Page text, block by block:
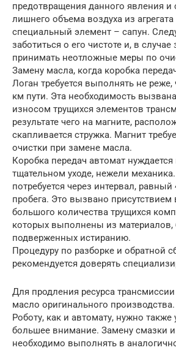
предотвращения данного явления и
лишнего объема воздуха из
специальный элемент – сапун.
заботиться о его чистоте и, в случае
принимать неотложные меры по
Замену масла, когда коробка
Логан требуется выполнять не реже,
км пути. Эта необходимость
износом трущихся элементов
результате чего на магните,
скапливается стружка. Магнит
очистки при замене масла.
Коробка передач автомат нуждается
тщательном уходе, нежели
потребуется через интервал,
пробега. Это вызвано присутствием
большого количества трущихся
которых выполнены из
подверженных истиранию.
Процедуру по разборке и обратной
рекомендуется доверять
Для продления ресурса
масло оригинального производства.
Роботу, как и автомату, нужно также
большее внимание. Замену смазки и
необходимо выполнять в